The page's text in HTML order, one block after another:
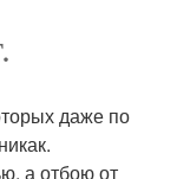
даже по
а отбою от